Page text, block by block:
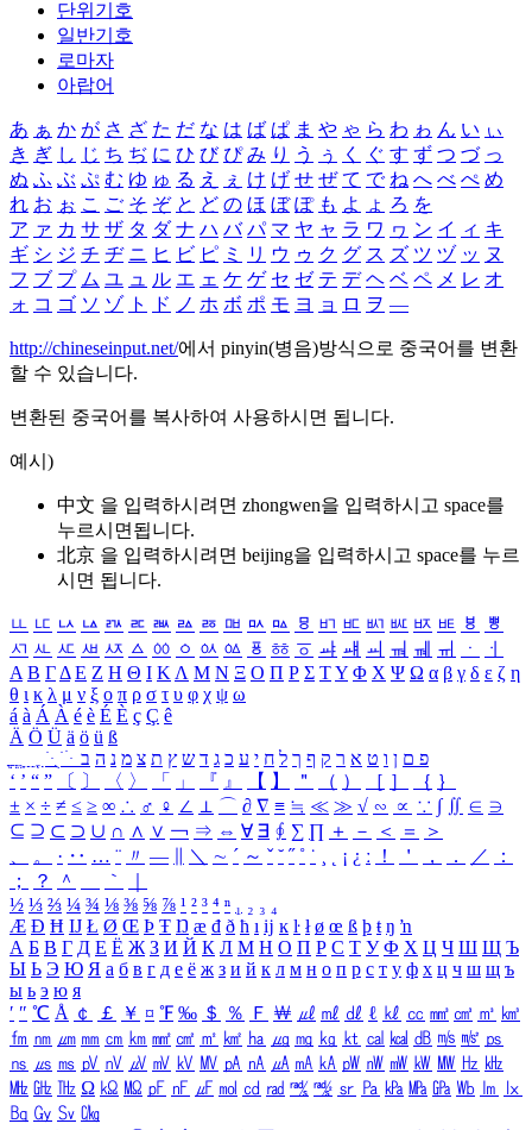
단위기호
일반기호
로마자
아랍어
あ ぁ か が さ ざ た だ な は ば ぱ ま や ゃ ら わ ゎ ん い ぃ
き ぎ し じ ち ぢ に ひ び ぴ み り う ぅ く ぐ す ず つ づ っ
ぬ ふ ぶ ぷ む ゆ ゅ る え ぇ け げ せ ぜ て で ね へ べ ぺ め
れ お ぉ こ ご そ ぞ と ど の ほ ぼ ぽ も よ ょ ろ を
ア ァ カ サ ザ タ ダ ナ ハ バ パ マ ヤ ャ ラ ワ ヮ ン イ ィ キ
ギ シ ジ チ ヂ ニ ヒ ビ ピ ミ リ ウ ゥ ク グ ス ズ ツ ヅ ッ ヌ
フ ブ プ ム ユ ュ ル エ ェ ケ ゲ セ ゼ テ デ ヘ ベ ペ メ レ オ
ォ コ ゴ ソ ゾ ト ド ノ ホ ボ ポ モ ヨ ョ ロ ヲ ―
http://chineseinput.net/에서 pinyin(병음)방식으로 중국어를 변환
할 수 있습니다.
변환된 중국어를 복사하여 사용하시면 됩니다.
예시)
中文 을 입력하시려면 zhongwen을 입력하시고 space를
누르시면됩니다.
北京 을 입력하시려면 beijing을 입력하시고 space를 누르
시면 됩니다.
ㅥ ㅦ ㅧ ㅨ ㅩ ㅪ ㅫ ㅬ ㅭ ㅮ ㅯ ㅰ ㅱ ㅲ ㅳ ㅴ ㅵ ㅶ ㅷ ㅸ
ㅹ
ㅺ ㅻ ㅼ ㅽ ㅾ ㅿ ㆀ ㆁ ㆂ ㆃ ㆄ ㆅ ㆆ ㆇ ㆈ ㆉ ㆊ ㆋ ㆌ ㆍ
ㆎ
Α Β ΓΔ Ε Ζ Η Θ Ι ΚΛ Μ Ν Ξ Ο Π Ρ Σ ΤΥ Φ Χ Ψ Ω α β γ δ ε ζ η
θ ι κ λ μ ν ξ ο π ρ σ τ υ φ χ ψ ω
á à Á À é è É È ç Ç ê
Ä Ö Ü ä ö ü ß
ִֶֹ ֻּ ׁׂ פ ם ן ו ט א ר ק ף ך ל ח י ע כ ג ד ש ץ ת צ מ נ ה ב
‘ ’ “ ” 〔 〕 〈 〉 「 」 『 』 【 】 ＂ （ ） ［ ］ ｛ ｝
± × ÷ ≠ ≤ ≥ ∞ ∴ ♂ ♀ ∠ ⊥ ⌒ ∂ ∇ ≡ ≒ ≪ ≫ √ ∽ ∝ ∵ ∫ ∬ ∈ ∋
⊆ ⊇ ⊂ ⊃ ∪ ∩ ∧ ∨ ￢ ⇒ ⇔ ∀ ∃ ∮ ∑ ∏ ＋ － ＜ ＝
＞
、
。 · ‥ … ¨ 〃 ― ＼ ∼ ´ ～ ˇ ˘ ˝ ˚ ˙ ¸ ¡ ¿ ː ！ ＇ ， ． ／
：
；
？ ＾ ｀
½ ⅓ ⅔ ¼ ¾ ⅛ ⅜ ⅝ ⅞ ¹ ² ³ ⁴ ⁿ ₁ ₂ ₃ ₄
Æ Ð Ħ Ĳ Ł Ø Œ Þ Ŧ Ŋ æ đ ð ħ ı ĳ ĸ ŀ ł ø œ ß þ ŧ ŋ ŉ
А Б В Г Д Е Ё Ж З И Й К Л М Н О П Р С Т У Ф Х Ц Ч Ш Щ Ъ
Ы Ь Э Ю Я а б в г д е ё ж з и й к л м н о п р с т у ф х ц ч ш щ ъ
ы ь э ю я
′ ″ ℃ Å ￠ ￡ ￥ ¤ ℉ ‰ ＄ ％ Ｆ ￦ ㎕ ㎖ ㎗ ℓ ㎘ ㏄ ㎣ ㎤ ㎥ ㎦
㎙ ㎚ ㎛ ㎜ ㎝ ㎞ ㎟ ㎠ ㎡ ㎢ ㏊ ㎍ ㎎ ㎏ ㏏ ㎈ ㎉ ㏈ ㎧ ㎨ ㎰
㎱ ㎲ ㎳ ㎴ ㎵ ㎶ ㎷ ㎸ ㎹ ㎀ ㎁ ㎂ ㎃ ㎄ ㎺ ㎻ ㎽ ㎾ ㎿ ㎐ ㎑
㎒ ㎓ ㎔ Ω ㏀ ㏁ ㎊ ㎋ ㎌ ㏖ ㏅ ㎭ ㎮ ㎯ ㏛ ㎩ ㎪ ㎫ ㎬ ㏝ ㏐
㏓
㏃ ㏉ ㏜ ㏆